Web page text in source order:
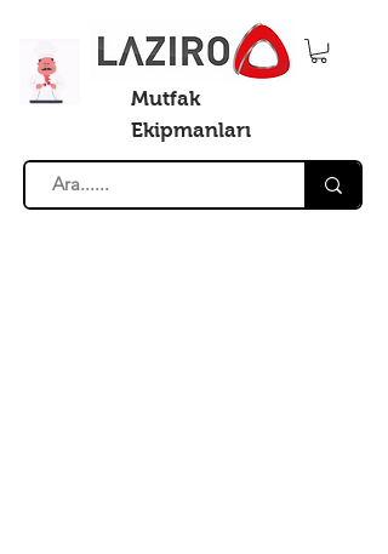
Mutfak
Ekipmanları